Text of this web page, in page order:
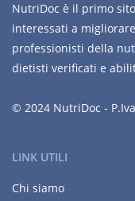
NutriDoc è il primo
interessati a
professionisti della
dietisti verificati e
© 2024 NutriDoc -
LINK UTILI
Chi siamo